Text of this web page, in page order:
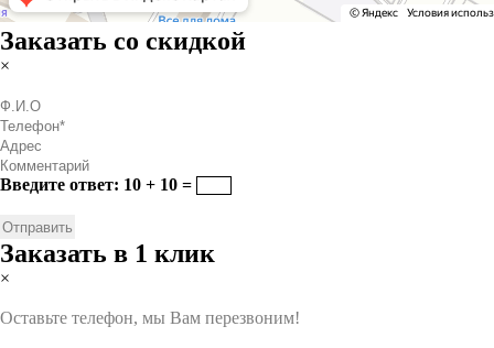
Заказать со скидкой
×
Введите ответ: 10 + 10 =
Заказать в 1 клик
×
Оставьте телефон, мы Вам перезвоним!